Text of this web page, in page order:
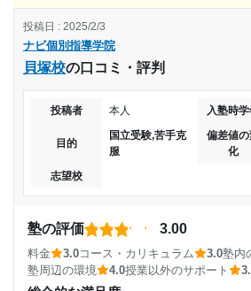
志望校と合格状況
ナビ個別指導学院 水
入塾時の学年
週1日
何年も前のことなので、あまり覚えてい
重点的にとっていたような気がする。
講師の教え方
寧に教えてくれた。わかりやすさは人
塾内の環境
綺麗だった。教室自体は全体的にそこ
が、不自由することはなかったとおもう
設備も綺麗だったが、駐車場が少なかっ
も悪くなく、普通だと思う。
授業以外のサポート
(相談・面談、家庭学習のサポート、授業以外のコ
ナビ個別指導学院
貝塚校の口コミ・評判
投稿日 : 2025/2/3
投稿者 本人 入塾時
目的
国立受験,苦手克
服
偏差値
化
志望校
塾の評価 3.00
料金 3.0コース・カリキュラム 3.0塾内
塾周辺の環境
4.0授業以外のサポート